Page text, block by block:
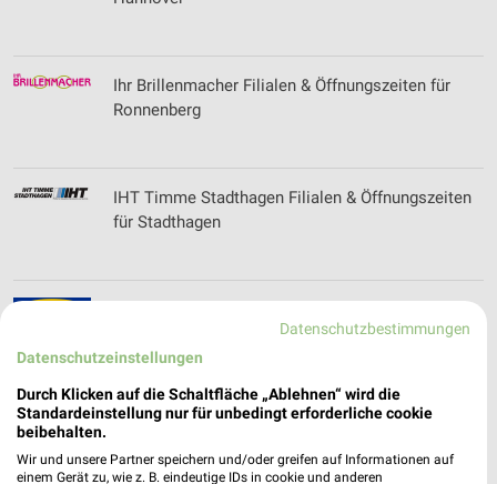
Ihr Brillenmacher Filialen & Öffnungszeiten für
Ronnenberg
IHT Timme Stadthagen Filialen & Öffnungszeiten
für Stadthagen
Interkultureller Sozialdienst Filialen &
Datenschutzbestimmungen
Datenschutzeinstellungen
Durch Klicken auf die Schaltfläche „Ablehnen“ wird die
Standardeinstellung nur für unbedingt erforderliche cookie
beibehalten.
Wir und unsere Partner speichern und/oder greifen auf Informationen auf
einem Gerät zu, wie z. B. eindeutige IDs in cookie und anderen